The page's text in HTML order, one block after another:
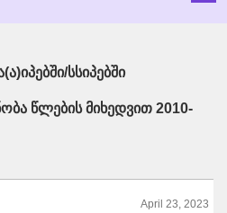
სსიპებში
წლების მიხედვით 2010-
April 23, 2023